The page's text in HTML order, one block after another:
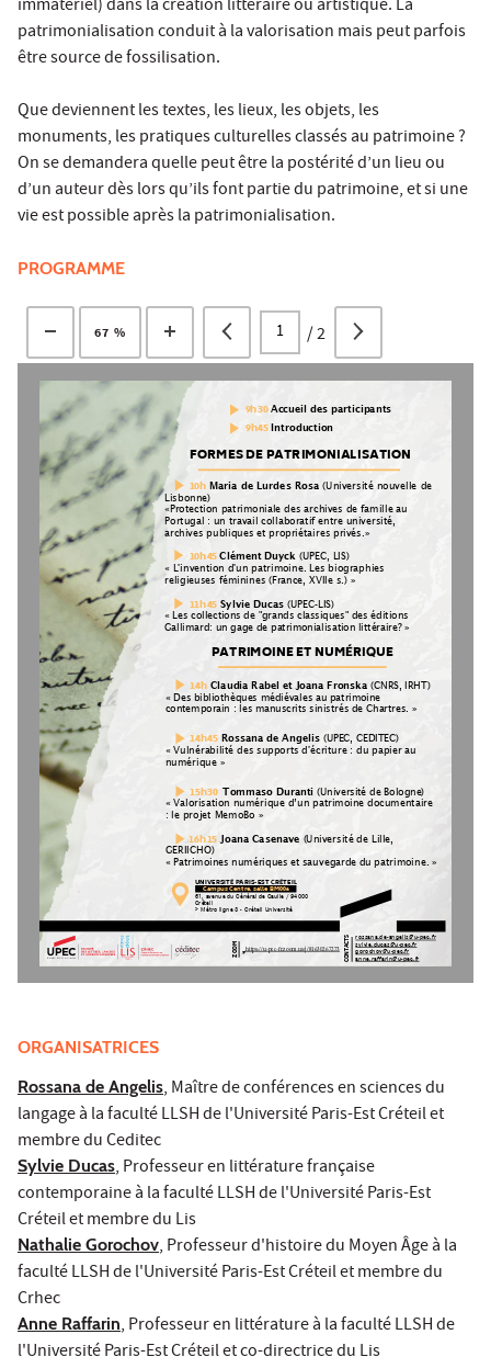
immatériel) dans la création littéraire ou artistique. La
patrimonialisation conduit à la valorisation mais peut parfois
être source de fossilisation.
Que deviennent les textes, les lieux, les objets, les
monuments, les pratiques culturelles classés au patrimoine ?
On se demandera quelle peut être la postérité d’un lieu ou
d’un auteur dès lors qu’ils font partie du patrimoine, et si une
vie est possible après la patrimonialisation.
PROGRAMME
67 % /2
rossana.de-angelis@u-pec.fr
sylvie.ducas@u-pec.fr
gorochov@u-pec.fr
anne.raffarin@u-pec.fr
CONTACTS
UNIVERSITÉ PARIS-EST CRÉTEIL
      Campus Centre, salle BM006
61, avenue du Général de Gaulle / 94000
Créteil
> Métro ligne 8 - Créteil Université
FORMES DE PATRIMONIALISATION
10h Maria de Lurdes Rosa (Université nouvelle de
Lisbonne)
«Protection patrimoniale des archives de famille au
Portugal : un travail collaboratif entre université,
archives publiques et propriétaires privés.»
10h45 Clément Duyck (UPEC, LIS)
« L'invention d'un patrimoine. Les biographies
religieuses féminines (France, XVIIe s.) »
11h45 Sylvie Ducas (UPEC-LIS)
« Les collections de "grands classiques" des éditions
Gallimard: un gage de patrimonialisation littéraire? »
PATRIMOINE ET NUMÉRIQUE
14h Claudia Rabel et Joana Fronska (CNRS, IRHT)
« Des bibliothèques médiévales au patrimoine
contemporain : les manuscrits sinistrés de Chartres. »
14h45 Rossana de Angelis (UPEC, CEDITEC)
« Vulnérabilité des supports d'écriture : du papier au
numérique »
15h30 Tommaso Duranti (Université de Bologne)
« Valorisation numérique d’un patrimoine documentaire
: le projet MemoBo »
           16h15
Joana Casenave (Université de Lille,
GERIICHO)
« Patrimoines numériques et sauvegarde du patrimoine. »
https://u-pec-fr.zoom.us/j/81630267273
ZOOM
9h30 Accueil des participants
9h45 Introduction
ORGANISATRICES
Rossana de Angelis, Maître de conférences en sciences du
langage à la faculté LLSH de l'Université Paris-Est Créteil et
membre du Ceditec
Sylvie Ducas, Professeur en littérature française
contemporaine à la faculté LLSH de l'Université Paris-Est
Créteil et membre du Lis
Nathalie Gorochov, Professeur d'histoire du Moyen Âge à la
faculté LLSH de l'Université Paris-Est Créteil et membre du
Crhec
Anne Raffarin, Professeur en littérature à la faculté LLSH de